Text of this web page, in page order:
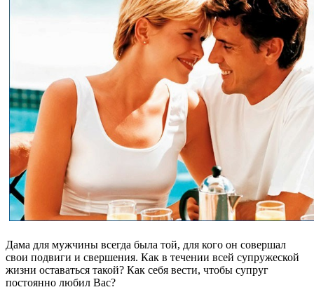
Дама для мужчины всегда была той, для кого он совершал
свои подвиги и свершения. Как в течении всей супружеской
жизни оставаться такой? Как себя вести, чтобы супруг
постоянно любил Вас?